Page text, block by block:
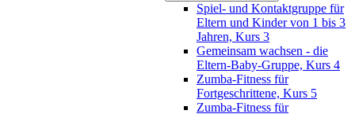
Spiel- und Kontaktgruppe für
Eltern und Kinder von 1 bis 3
Jahren, Kurs 3
Gemeinsam wachsen - die
Eltern-Baby-Gruppe, Kurs 4
Zumba-Fitness für
Fortgeschrittene, Kurs 5
Zumba-Fitness für